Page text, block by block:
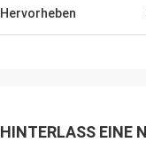
Hervorheben
HINTERLASS EINE